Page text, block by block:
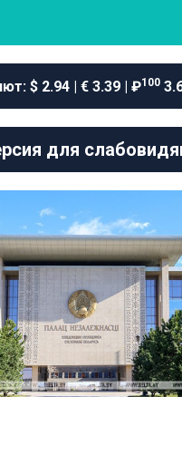
$ 2.94 | € 3.39 | ₽100
для